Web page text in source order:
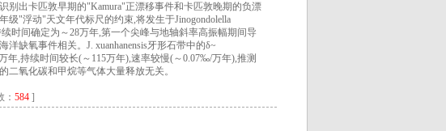
别出卡匹敦早期的"Kamura"正漂移事件和卡匹敦晚期的负漂
"浮动"天文年代标尺的约束,将发生于Jinogondolella
时间确定为～28万年,第一个尖峰与地轴斜率高振幅期间导
缺氧事件相关。J. xuanhanensis牙形石带中的δ~
年,持续时间较长(～115万年),速率较慢(～0.07‰/万年),推测
二氧化碳和甲烷等气体大量释放无关。
584 ]